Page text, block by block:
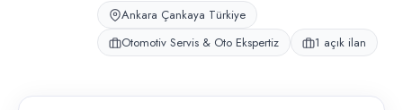
Ankara Çankaya Türkiye
Otomotiv Servis & Oto Ekspertiz
1 açık ilan